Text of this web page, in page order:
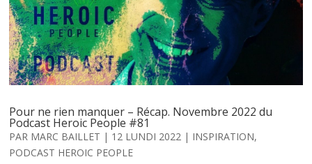
Pour ne rien manquer – Récap. Novembre 2022 du
Podcast Heroic People #81
PAR MARC BAILLET | 12 LUNDI 2022 | INSPIRATION,
PODCAST HEROIC PEOPLE